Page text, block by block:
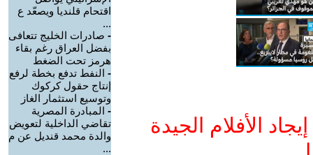
الأفلام الجيدة
اقتحام قلنديا ويصعّد ع
...
- صادرات الخليج تتعافى
بفضل العراق رغم بقاء
هرمز تحت الضغط
- النفط تدفع بخطة لرفع
إنتاج حقول كركوك
وتوسيع استثمار الغاز
- المبادرة المصرية
تقاضي الداخلية لتعويض
والدة محمد قنديل عن م
...